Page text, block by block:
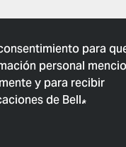
para
personal
y para recibir
de Bell.
*